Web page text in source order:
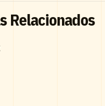
Relacionados